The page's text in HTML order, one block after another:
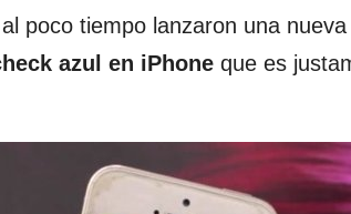
poco tiempo lanzaron una
azul en iPhone que es